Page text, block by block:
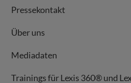
Pressekontakt
Über uns
Mediadaten
Trainings für Lexis 360® und